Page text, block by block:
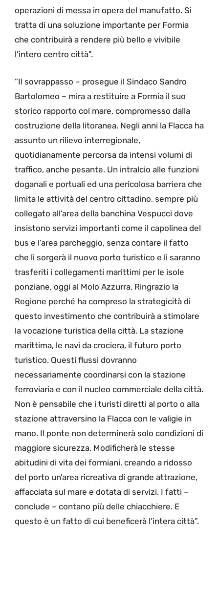
operazioni di messa in opera del manufatto. Si
tratta di una soluzione importante per Formia
che contribuirà a rendere più bello e vivibile
l’intero centro città”.
“Il sovrappasso – prosegue il Sindaco Sandro
Bartolomeo – mira a restituire a Formia il suo
storico rapporto col mare, compromesso dalla
costruzione della litoranea. Negli anni la Flacca ha
assunto un rilievo interregionale,
quotidianamente percorsa da intensi volumi di
traffico, anche pesante. Un intralcio alle funzioni
doganali e portuali ed una pericolosa barriera che
limita le attività del centro cittadino, sempre più
collegato all’area della banchina Vespucci dove
insistono servizi importanti come il capolinea del
bus e l’area parcheggio, senza contare il fatto
che lì sorgerà il nuovo porto turistico e lì saranno
trasferiti i collegamenti marittimi per le isole
ponziane, oggi al Molo Azzurra. Ringrazio la
Regione perché ha compreso la strategicità di
questo investimento che contribuirà a stimolare
la vocazione turistica della città. La stazione
marittima, le navi da crociera, il futuro porto
turistico. Questi flussi dovranno
necessariamente coordinarsi con la stazione
ferroviaria e con il nucleo commerciale della città.
Non è pensabile che i turisti diretti al porto o alla
stazione attraversino la Flacca con le valigie in
mano. Il ponte non determinerà solo condizioni di
maggiore sicurezza. Modificherà le stesse
abitudini di vita dei formiani, creando a ridosso
del porto un’area ricreativa di grande attrazione,
affacciata sul mare e dotata di servizi. I fatti –
conclude – contano più delle chiacchiere. E
questo è un fatto di cui beneficerà l’intera città”.